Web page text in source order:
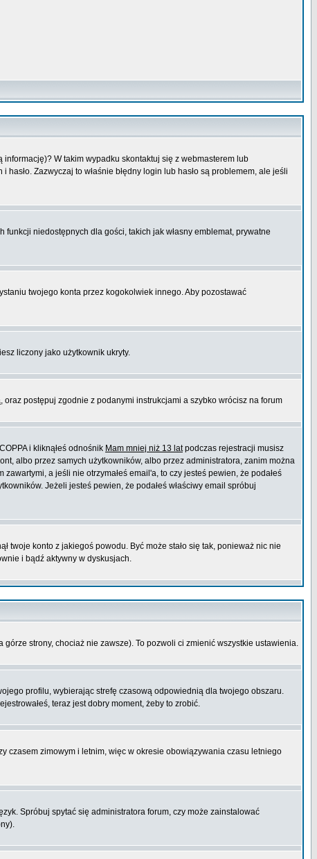
informację)? W takim wypadku skontaktuj się z webmasterem lub
Zazwyczaj to właśnie błędny login lub hasło są problemem, ale jeśli
niedostępnych dla gości, takich jak własny emblemat, prywatne
twojego konta przez kogokolwiek innego. Aby pozostawać
liczony jako użytkownik ukryty.
, oraz postępuj zgodnie z podanymi instrukcjami a szybko wrócisz na forum
i kliknąłeś odnośnik Mam mniej niż 13 latpodczas rejestracji musisz
albo przez samych użytkowników, albo przez administratora, zanim można
a jeśli nie otrzymałeś email'a, to czy jesteś pewien, że podałeś
Jeżeli jesteś pewien, że podałeś właściwy email spróbuj
twoje konto z jakiegoś powodu. Być może stało się tak, ponieważ nic nie
i bądź aktywny w dyskusjach.
górze strony, chociaż nie zawsze). To pozwoli ci zmienić wszystkie ustawienia.
profilu, wybierając strefę czasową odpowiednią dla twojego obszaru.
teraz jest dobry moment, żeby to zrobić.
czasem zimowym i letnim, więc w okresie obowiązywania czasu letniego
Spróbuj spytać się administratora forum, czy może zainstalować